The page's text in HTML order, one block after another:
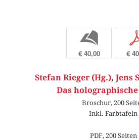
b
€ 40,00 €
Stefan Rieger (Hg.), Jens
Das
Broschur, 200
Inkl. Farbtafeln
PDF, 200 Seiten